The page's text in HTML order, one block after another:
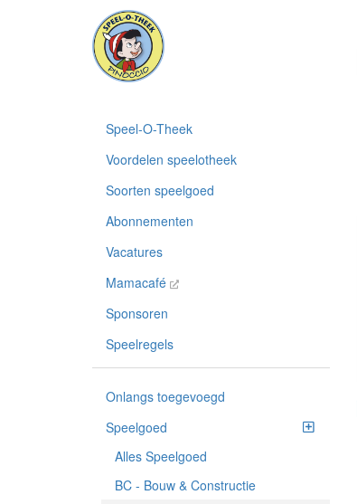
Speel-O-Theek
Voordelen speelotheek
Soorten speelgoed
Abonnementen
Vacatures
Mamacafé
Sponsoren
Speelregels
Onlangs toegevoegd
Speelgoed
Alles Speelgoed
BC - Bouw & Constructie